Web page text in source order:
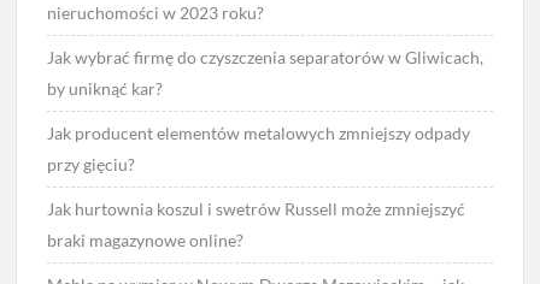
nieruchomości w 2023 roku?
Jak wybrać firmę do czyszczenia separatorów w Gliwicach,
by uniknąć kar?
Jak producent elementów metalowych zmniejszy odpady
przy gięciu?
Jak hurtownia koszul i swetrów Russell może zmniejszyć
braki magazynowe online?